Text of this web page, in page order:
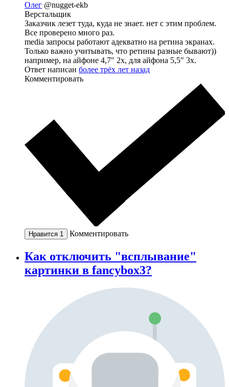
Олег @nugget-ekb
Верстальщик
Заказчик лезет туда, куда не знает. нет с этим проблем.
Все проверено много раз.
media запросы работают адекватно на ретина экранах.
Только важно учитывать, что ретины разные бывают))
например, на айфоне 4,7" 2x, для айфона 5,5" 3x.
Ответ написан более трёх лет назад
Комментировать
Нравится 1 Комментировать
Как отключить "всплывание"
картинки в fancybox3?